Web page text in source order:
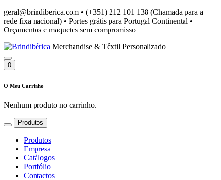
geral@brindiberica.com • (+351) 212 101 138 (Chamada para a
rede fixa nacional) • Portes grátis para Portugal Continental •
Orçamentos e maquetes sem compromisso
Merchandise & Têxtil Personalizado
0
O Meu Carrinho
Nenhum produto no carrinho.
Produtos
Produtos
Empresa
Catálogos
Portfólio
Contactos